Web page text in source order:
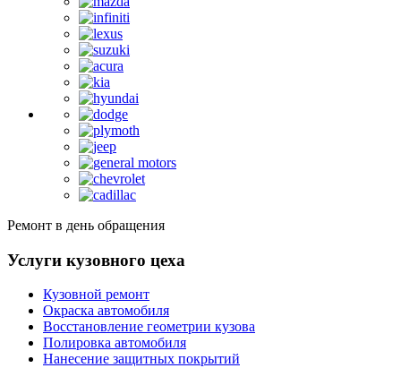
Ремонт в день обращения
Услуги кузовного цеха
Кузовной ремонт
Окраска автомобиля
Восстановление геометрии кузова
Полировка автомобиля
Нанесение защитных покрытий